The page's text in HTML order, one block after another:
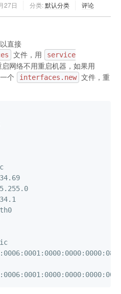
27日 分类:默认分类 评论
直接
文件，用
service
网络不用重启机器，如果用
个
interfaces.new 文件，重